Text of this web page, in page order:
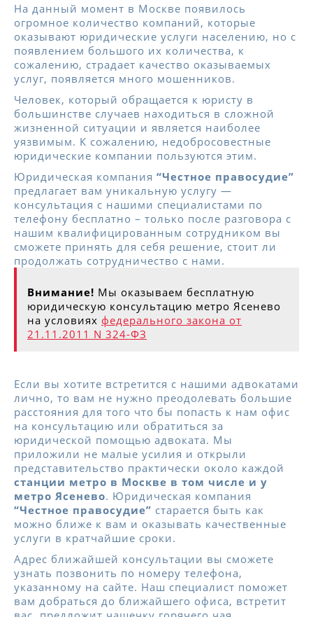
На данный момент в Москве появилось
огромное количество компаний, которые
оказывают юридические услуги населению, но с
появлением большого их количества, к
сожалению, страдает качество оказываемых
услуг, появляется много мошенников.
Человек, который обращается к юристу в
большинстве случаев находиться в сложной
жизненной ситуации и является наиболее
уязвимым. К сожалению, недобросовестные
юридические компании пользуются этим.
Юридическая компания “Честное правосудие”
предлагает вам уникальную услугу —
консультация с нашими специалистами по
телефону бесплатно – только после разговора с
нашим квалифицированным сотрудником вы
сможете принять для себя решение, стоит ли
продолжать сотрудничество с нами.
Внимание! Мы оказываем бесплатную
юридическую консультацию метро Ясенево
на условиях федерального закона от
21.11.2011 N 324-ФЗ
Если вы хотите встретится с нашими адвокатами
лично, то вам не нужно преодолевать большие
расстояния для того что бы попасть к нам офис
на консультацию или обратиться за
юридической помощью адвоката. Мы
приложили не малые усилия и открыли
представительство практически около каждой
станции метро в Москве в том числе и у
метро Ясенево. Юридическая компания
“Честное правосудие” старается быть как
можно ближе к вам и оказывать качественные
услуги в кратчайшие сроки.
Адрес ближайшей консультации вы сможете
узнать позвонить по номеру телефона,
указанному на сайте. Наш специалист поможет
вам добраться до ближайшего офиса, встретит